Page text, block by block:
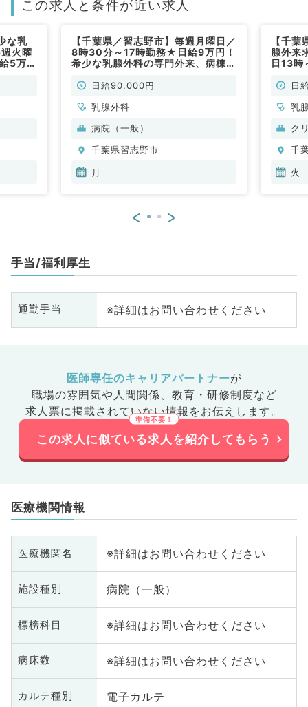
この求人と条件が近い求人
な乳
火曜
5万円
【千葉県／習志野市】毎週月曜日／
8時30分～17時勤務★日給9万円！
希少な乳腺外科の専門外来、病棟管
お持ちの方大歓迎！(乳腺外科／非
日給90,000円
乳腺外科
病院（一般）
千葉県習志野市
月
【千
腺外来
日13時
外科／
日
乳
ク
千
火
< >
手当/福利厚生
通勤手当 ※詳細はお問い合わせください
医師専任のキャリアパートナーが
職場の雰囲気や人間関係、 教育・研修制度など
求人票に掲載されていない情報をお伝えします。
この求人に似ている求人を紹介してもらう
医療機関情報
医療機関名 ※詳細はお問い合わせください
施設種別 病院（一般）
標榜科目 ※詳細はお問い合わせください
病床数 ※詳細はお問い合わせください
カルテ種別 電子カルテ